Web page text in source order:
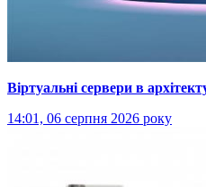
Віртуальні сервери в
14:01, 06 серпня 2026 року